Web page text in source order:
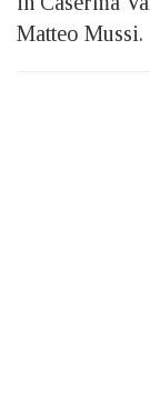
Matteo Mussi.